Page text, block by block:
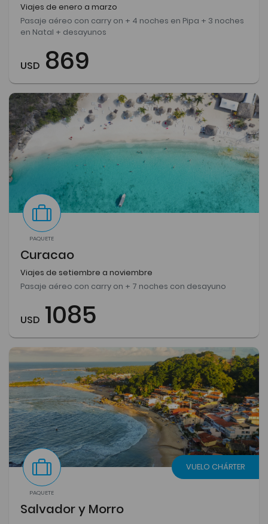
Viajes de enero a marzo
Pasaje aéreo con carry on + 4 noches en Pipa + 3 noches
en Natal + desayunos
USD 869
PAQUETE
Curacao
Viajes de setiembre a noviembre
Pasaje aéreo con carry on + 7 noches con desayuno
USD 1085
PAQUETE
VUELO CHÁRTER
Salvador y Morro